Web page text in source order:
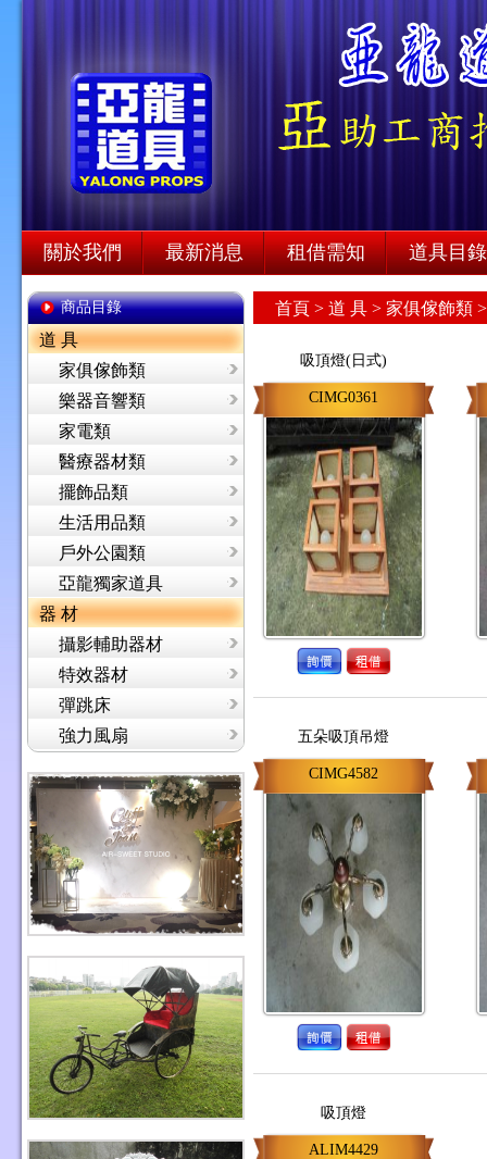
關於我們 最新消息 租借需知 道具目錄
商品目錄
道 具
家俱傢飾類
樂器音響類
家電類
醫療器材類
擺飾品類
生活用品類
戶外公園類
亞龍獨家道具
器 材
攝影輔助器材
特效器材
彈跳床
強力風扇
首頁 > 道 具 > 家俱傢飾類
吸頂燈(日式)
CIMG0361
五朵吸頂吊燈
CIMG4582
吸頂燈
ALIM4429